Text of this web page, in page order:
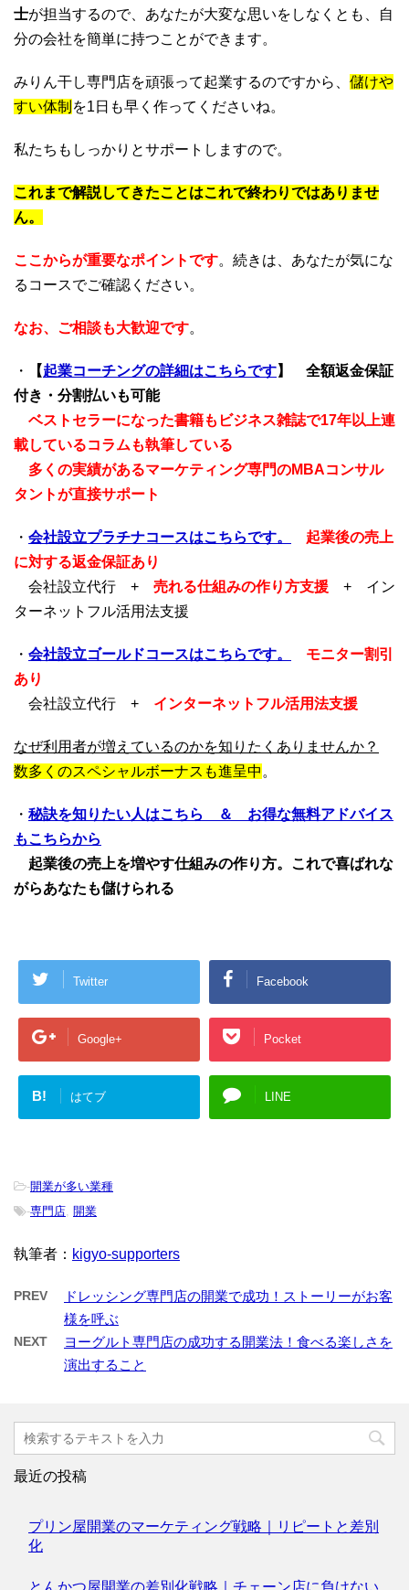
士が担当するので、あなたが大変な思いをしなくとも、自
分の会社を簡単に持つことができます。
みりん干し専門店を頑張って起業するのですから、 儲けや
すい体制 を1日も早く作ってくださいね。
私たちもしっかりとサポートしますので。
これまで解説してきたことはこれで終わりではありませ
ん。
ここからが重要なポイントです。続きは、あなたが気にな
るコースでご確認ください。
なお、ご相談も大歓迎です。
・ 【起業コーチングの詳細はこちらです】
全額返金保証
付き・分割払いも可能
ベストセラーになった書籍もビジネス雑誌で17年以上連
載しているコラムも執筆している
多くの実績があるマーケティング専門のMBAコンサル
タントが直接サポート
・ 会社設立プラチナコースはこちらです。
起業後の売上
に対する返金保証あり
会社設立代行 + 売れる仕組みの作り方支援 + イン
ターネットフル活用法支援
・ 会社設立ゴールドコースはこちらです。
モニター割引
あり
会社設立代行 + インターネットフル活用法支援
なぜ利用者が増えているのかを知りたくありませんか？
数多くのスペシャルボーナスも進呈中 。
・ 秘訣を知りたい人はこちら ＆ お得な無料アドバイス
もこちらから
起業後の売上を増やす仕組みの作り方。これで喜ばれな
がらあなたも儲けられる
Twitter Facebook
Google+ Pocket
B! はてブ LINE
-開業が多い業種
-専門店 開業
執筆者： kigyo-supporters
PREV
ドレッシング専門店の開業で成功！ストーリーがお客
様を呼ぶ
NEXT
ヨーグルト専門店の成功する開業法！食べる楽しさを
演出すること
最近の投稿
プリン屋開業のマーケティング戦略｜リピートと差別
化
とんかつ屋開業の差別化戦略｜チェーン店に負けない